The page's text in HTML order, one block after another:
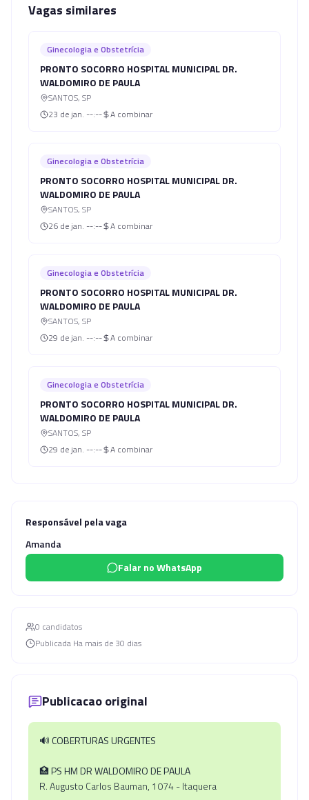
Vagas similares
Ginecologia e Obstetrícia
PRONTO SOCORRO HOSPITAL MUNICIPAL DR.
WALDOMIRO DE PAULA
SANTOS, SP
23 de jan. --:-- A combinar
Ginecologia e Obstetrícia
PRONTO SOCORRO HOSPITAL MUNICIPAL DR.
WALDOMIRO DE PAULA
SANTOS, SP
26 de jan. --:-- A combinar
Ginecologia e Obstetrícia
PRONTO SOCORRO HOSPITAL MUNICIPAL DR.
WALDOMIRO DE PAULA
SANTOS, SP
29 de jan. --:-- A combinar
Ginecologia e Obstetrícia
PRONTO SOCORRO HOSPITAL MUNICIPAL DR.
WALDOMIRO DE PAULA
SANTOS, SP
29 de jan. --:-- A combinar
Responsável pela vaga
Amanda
Falar no WhatsApp
0 candidatos
Publicada Ha mais de 30 dias
Publicacao original
🔊COBERTURAS URGENTES
🏥PS HM DR WALDOMIRO DE PAULA
R. Augusto Carlos Bauman, 1074 - Itaquera